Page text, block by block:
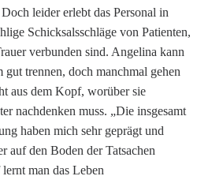
leider erlebt das Personal in
Schicksalsschläge von Patienten,
verbunden sind. Angelina kann
trennen, doch manchmal gehen
aus dem Kopf, worüber sie
nachdenken muss. „Die insgesamt
haben mich sehr geprägt und
auf den Boden der Tatsachen
man das Leben